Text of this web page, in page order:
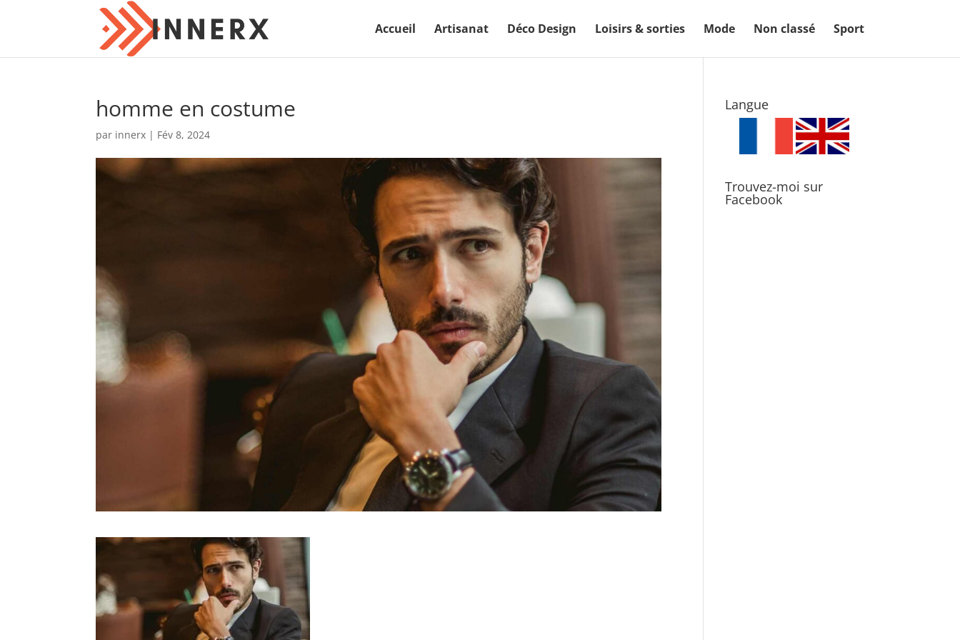
Accueil Artisanat Déco Design Loisirs & sorties Mode Non classé Sport
homme en costume
par innerx | Fév 8, 2024
Langue
Trouvez-moi sur
Facebook